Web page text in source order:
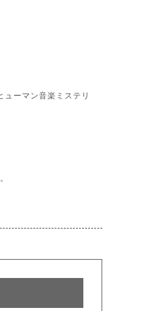
ーマン音楽ミステリ